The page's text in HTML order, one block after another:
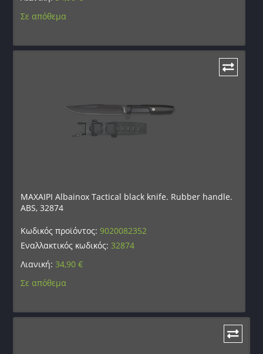
Σε απόθεμα
ΜΑΧΑΙΡΙ Albainox Tactical black knife. Rubber handle.
ABS, 32874
Κωδικός προϊόντος:9020082352
Εναλλακτικός κωδικός: 32874
Λιανική: 34,90€
Σε απόθεμα